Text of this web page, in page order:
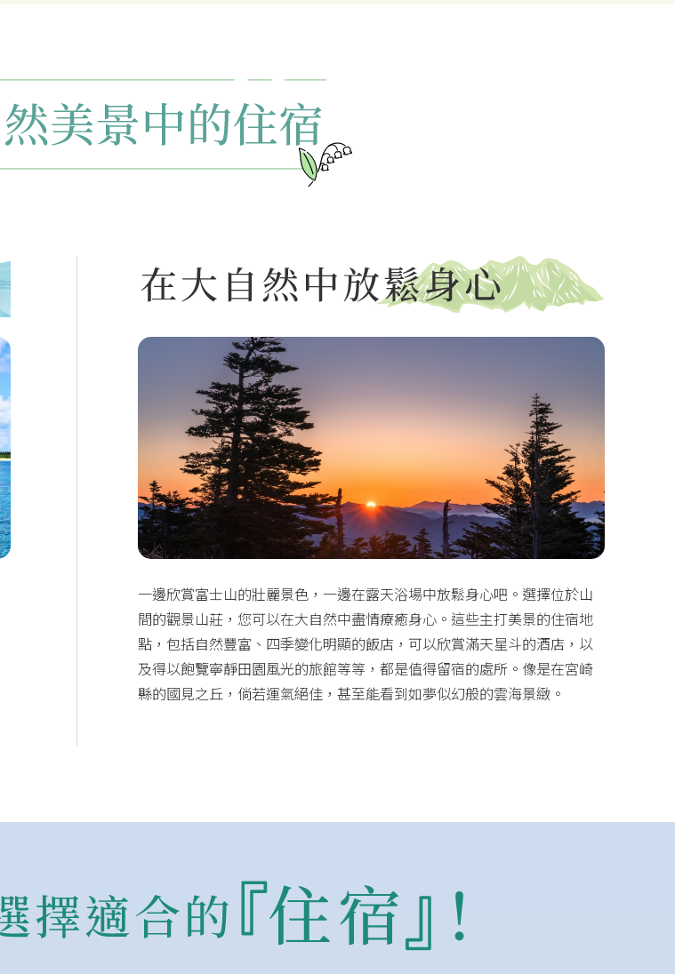
一邊欣賞富士山的壯麗景色，一邊在露天浴場中放鬆身心吧。選擇位於山
間的觀景山莊，您可以在大自然中盡情療癒身心。這些主打美景的住宿地
點，包括自然豐富、四季變化明顯的飯店，可以欣賞滿天星斗的酒店，以
及得以飽覽寧靜田園風光的旅館等等，都是值得留宿的處所。像是在宮崎
縣的國見之丘，倘若運氣絕佳，甚至能看到如夢似幻般的雲海景緻。